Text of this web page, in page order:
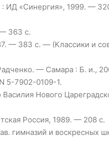
ИД «Синергия», 1999. —
363 с.
— 383 с. — (Классики и
— Самара : Б. и.,
5-7902-0109-1.
Нового
Россия, 1989. — 208 с.
гимназий и воскресных